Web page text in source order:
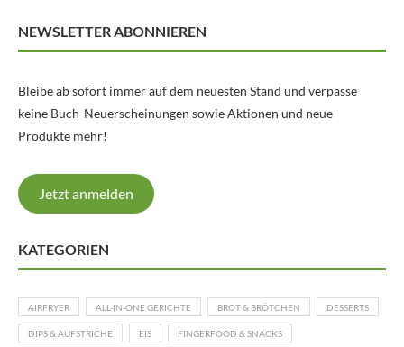
NEWSLETTER ABONNIEREN
Bleibe ab sofort immer auf dem neuesten Stand und verpasse
keine Buch-Neuerscheinungen sowie Aktionen und neue
Produkte mehr!
Jetzt anmelden
KATEGORIEN
AIRFRYER ALL-IN-ONE GERICHTE BROT & BRÖTCHEN DESSERTS
DIPS & AUFSTRICHE EIS FINGERFOOD & SNACKS